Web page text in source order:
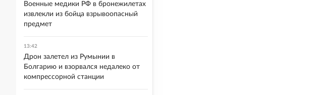
Военные медики РФ в бронежилетах
извлекли из бойца взрывоопасный
предмет
13:42
Дрон залетел из Румынии в
Болгарию и взорвался недалеко от
компрессорной станции